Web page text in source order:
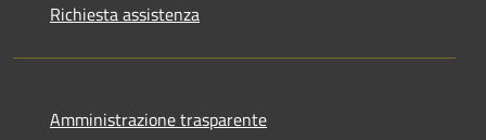
Richiesta assistenza
Amministrazione trasparente